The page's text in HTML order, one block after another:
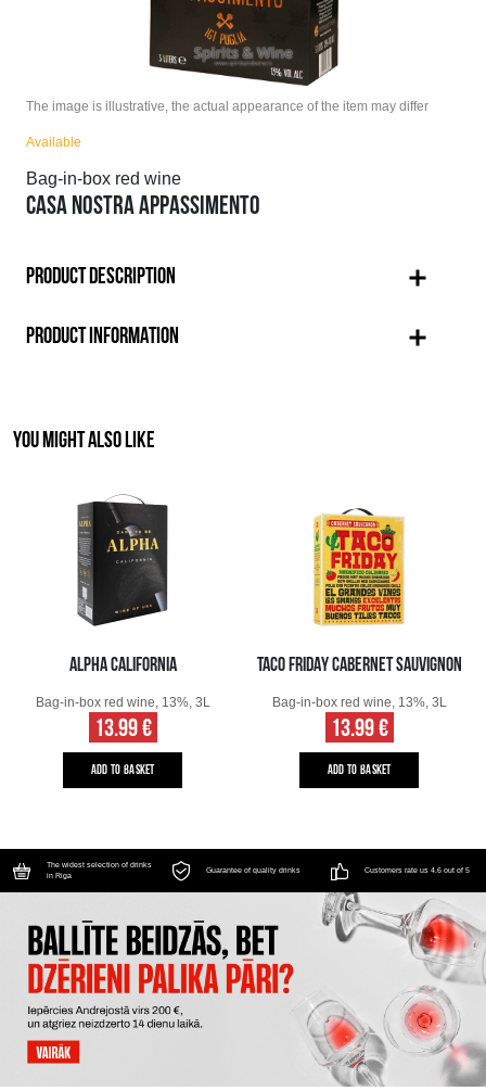
The image is illustrative, the actual appearance of the item may differ
Available
Bag-in-box red wine
CASA NOSTRA APPASSIMENTO
PRODUCT DESCRIPTION
PRODUCT INFORMATION
YOU MIGHT ALSO LIKE
ALPHA CALIFORNIA
Bag-in-box red wine, 13%, 3L
13.99 €
ADD TO BASKET
TACO FRIDAY CABERNET SAUVIGNON
Bag-in-box red wine, 13%, 3L
13.99 €
ADD TO BASKET
The widest selection of drinks
in Riga
Guarantee of quality drinks Customers rate us 4.6 out of 5